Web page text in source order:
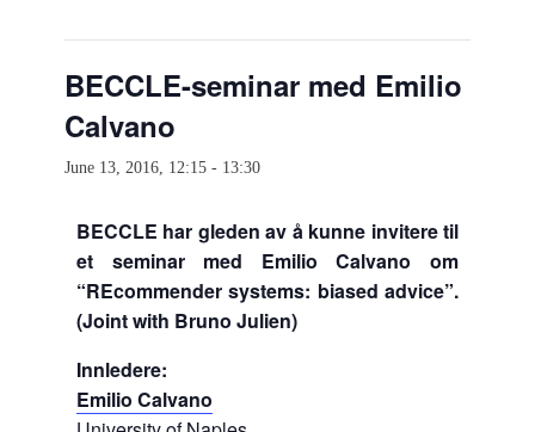
BECCLE-seminar med Emilio
Calvano
June 13, 2016, 12:15 - 13:30
BECCLE har gleden av å kunne invitere til
et seminar med Emilio Calvano om
“REcommender systems: biased advice”.
(Joint with Bruno Julien)
Innledere:
Emilio Calvano